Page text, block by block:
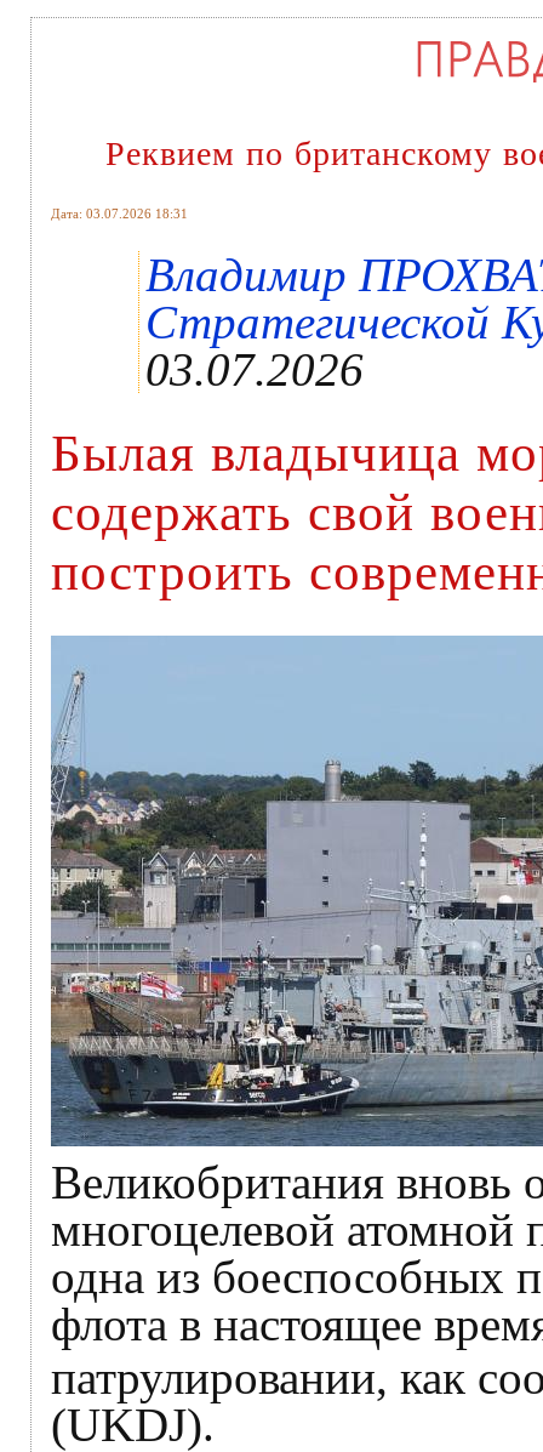
Реквием по британскому
Дата: 03.07.2026 18:31
Владимир
Стратегической
03.07.2026
Былая владычица
содержать свой
построить
Великобритания вновь
многоцелевой
одна из боеспособных
флота в настоящее
патрулировании, как
(UKDJ).